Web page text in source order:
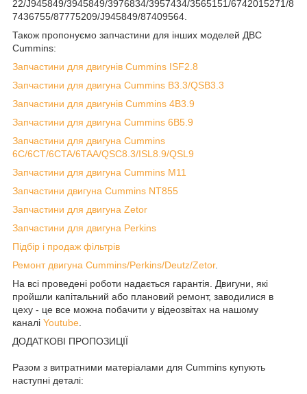
22/J945849/3945849/3976834/3957434/3565151/6742015271/8
7436755/87775209/J945849/87409564.
Також пропонуємо запчастини для інших моделей ДВС
Cummins:
Запчастини для двигунів Cummins ISF2.8
Запчастини для двигуна Cummins B3.3/QSB3.3
Запчастини для двигунів Cummins 4B3.9
Запчастини для двигуна Cummins 6B5.9
Запчастини для двигуна Cummins
6C/6CT/6CTA/6TAA/QSC8.3/ISL8.9/QSL9
Запчастини для двигуна Cummins M11
Запчастини двигуна Cummins NT855
Запчастини для двигуна Zetor
Запчастини для двигуна Perkins
Підбір і продаж фільтрів
Ремонт двигуна Cummins/Perkins/Deutz/Zetor.
На всі проведені роботи надається гарантія. Двигуни, які
пройшли капітальний або плановий ремонт, заводилися в
цеху - це все можна побачити у відеозвітах на нашому
каналі Youtube.
ДОДАТКОВІ ПРОПОЗИЦІЇ
Разом з витратними матеріалами для Cummins купують
наступні деталі: